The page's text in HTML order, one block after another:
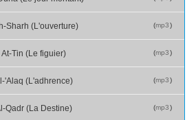
(mp3)
Sharh (L'ouverture)
(mp3)
At-Tin (Le figuier)
(mp3)
'Alaq (L'adhrence)
(mp3)
Qadr (La Destine)